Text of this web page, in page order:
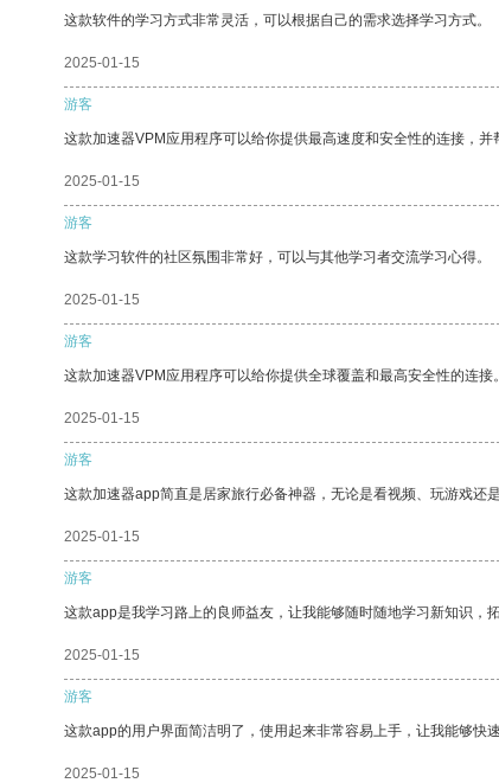
这款软件的学习方式非常灵活，可以根据自己的需求选择学习方式。
2025-01-15
游客
这款加速器VPM应用程序可以给你提供最高速度和安全性的连接，并
2025-01-15
游客
这款学习软件的社区氛围非常好，可以与其他学习者交流学习心得。
2025-01-15
游客
这款加速器VPM应用程序可以给你提供全球覆盖和最高安全性的连接。
2025-01-15
游客
这款加速器app简直是居家旅行必备神器，无论是看视频、玩游戏还
2025-01-15
游客
这款app是我学习路上的良师益友，让我能够随时随地学习新知识，拓
2025-01-15
游客
这款app的用户界面简洁明了，使用起来非常容易上手，让我能够快速
2025-01-15